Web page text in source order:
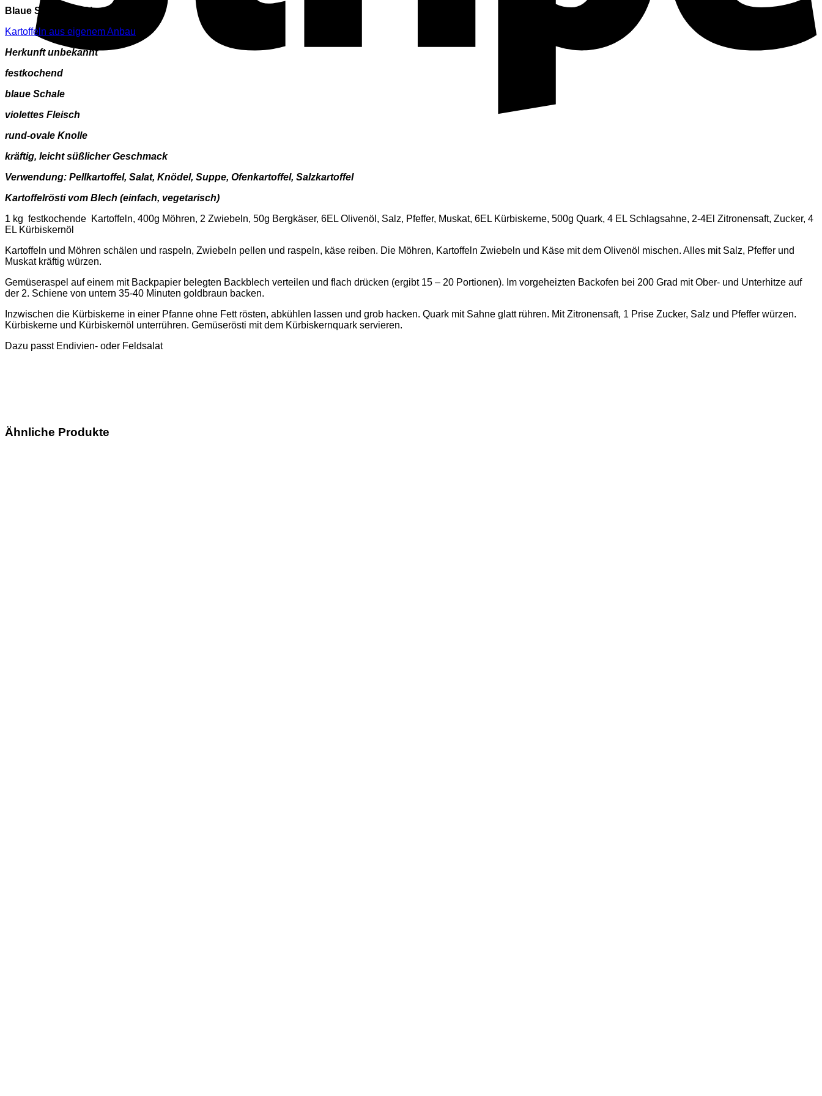
Blaue Schwede (Blue Kongo)
Kartoffeln aus eigenem Anbau
Herkunft unbekannt
festkochend
blaue Schale
violettes Fleisch
rund-ovale Knolle
kräftig, leicht süßlicher Geschmack
Verwendung: Pellkartoffel, Salat, Knödel, Suppe, Ofenkartoffel, Salzkartoffel
Kartoffelrösti vom Blech (einfach, vegetarisch)
1 kg festkochende Kartoffeln, 400g Möhren, 2 Zwiebeln, 50g Bergkäser, 6EL Olivenöl, Salz, Pfeffer, Muskat, 6EL Kürbiskerne, 500g Quark, 4 EL Schlagsahne, 2-4El Zitronensaft, Zucker, 4
EL Kürbiskernöl
Kartoffeln und Möhren schälen und raspeln, Zwiebeln pellen und raspeln, käse reiben. Die Möhren, Kartoffeln Zwiebeln und Käse mit dem Olivenöl mischen. Alles mit Salz, Pfeffer und
Muskat kräftig würzen.
Gemüseraspel auf einem mit Backpapier belegten Backblech verteilen und flach drücken (ergibt 15 – 20 Portionen). Im vorgeheizten Backofen bei 200 Grad mit Ober- und Unterhitze auf
der 2. Schiene von untern 35-40 Minuten goldbraun backen.
Inzwischen die Kürbiskerne in einer Pfanne ohne Fett rösten, abkühlen lassen und grob hacken. Quark mit Sahne glatt rühren. Mit Zitronensaft, 1 Prise Zucker, Salz und Pfeffer würzen.
Kürbiskerne und Kürbiskernöl unterrühren. Gemüserösti mit dem Kürbiskernquark servieren.
Dazu passt Endivien- oder Feldsalat
Ähnliche Produkte